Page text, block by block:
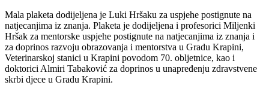
Mala plaketa dodijeljena je Luki Hršaku za uspjehe postignute na
natjecanjima iz znanja. Plaketa je dodijeljena i profesorici Miljenki
Hršak za mentorske uspjehe postignute na natjecanjima iz znanja i
za doprinos razvoju obrazovanja i mentorstva u Gradu Krapini,
Veterinarskoj stanici u Krapini povodom 70. obljetnice, kao i
doktorici Almiri Tabaković za doprinos u unapređenju zdravstvene
skrbi djece u Gradu Krapini.